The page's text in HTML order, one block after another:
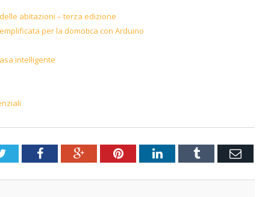
abitazioni – terza edizione
per la domotica con Arduino
intelligente
TwitterFacebookGoogle+PinterestLinkedInTumblr Email